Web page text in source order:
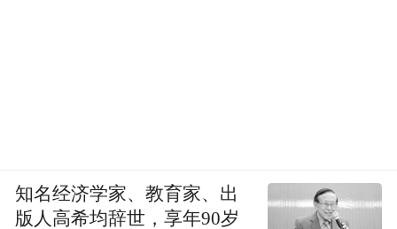
知名经济学家、教育家、出
版人高希均辞世，享年90岁